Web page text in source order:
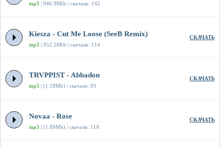
mp3 | 946.98Kb | скачали: 142
Kiesza - Cut Me Loose (SeeB Remix)
mp3 | 952.26Kb | скачали: 114
СКАЧАТЬ
TRVPPIST - Abbadon
mp3 | (1.18Mb) | скачали: 93
СКАЧАТЬ
Novaa - Rose
mp3 | (1.89Mb) | скачали: 110
СКАЧАТЬ